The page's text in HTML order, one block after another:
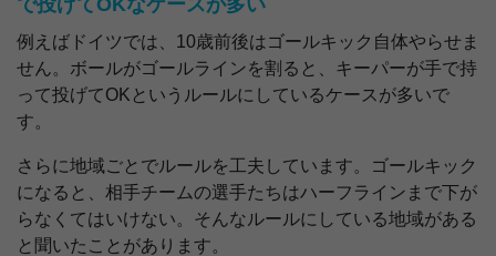
例えばドイツでは、10歳前後はゴールキック自体やらせま
せん。ボールがゴールラインを割ると、キーパーが手で持
って投げてOKというルールにしているケースが多いで
す。
さらに地域ごとでルールを工夫しています。ゴールキック
になると、相手チームの選手たちはハーフラインまで下が
らなくてはいけない。そんなルールにしている地域がある
と聞いたことがあります。